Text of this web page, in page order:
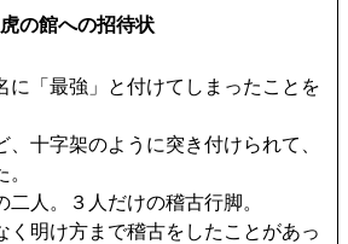
虎の館への招待状
に「最強」と付けてしまったことを
十字架のように突き付けられて、
人。３人だけの稽古行脚。
く明け方まで稽古をしたことがあっ